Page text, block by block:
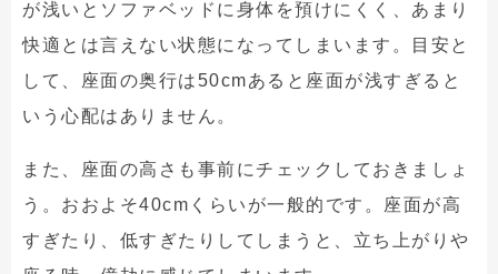
が浅いとソファベッドに身体を預けにくく、あまり
快適とは言えない状態になってしまいます。目安と
して、座面の奥行は50cmあると座面が浅すぎると
いう心配はありません。
また、座面の高さも事前にチェックしておきましょ
う。おおよそ40cmくらいが一般的です。座面が高
すぎたり、低すぎたりしてしまうと、立ち上がりや